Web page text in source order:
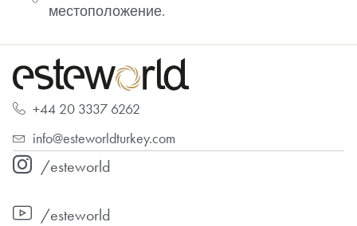
местоположение.
+44 20 3337 6262
info@esteworldturkey.com
/esteworld
/esteworld